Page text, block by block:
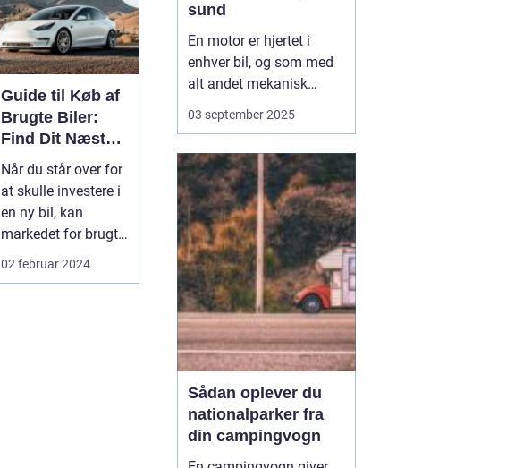
Guide til Køb af
Brugte Biler:
Find Dit Næste
Køretøj
Når du står over for
at skulle investere i
en ny bil, kan
markedet for brugte
biler v&ae...
02 februar 2024
sund
En motor er hjertet i
enhver bil, og som med
alt andet mekanisk
udstyr kræver den
omsorg for at fungere
holdes ren og sund,
forlænger du ikke kun
dens levetid, men du
sikrer også en mere
effektiv kø...
03 september 2025
Sådan oplever du
nationalparker fra
din campingvogn